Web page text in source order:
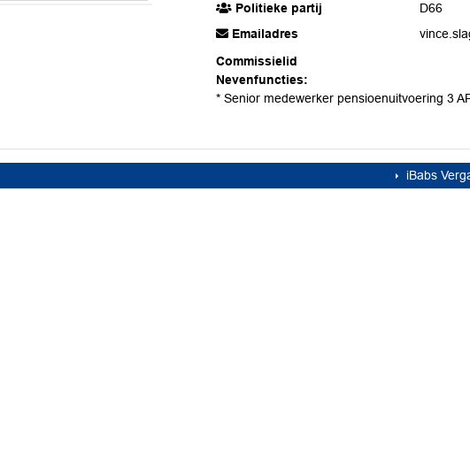
Politieke partij
D66
Emailadres
Commissielid
Nevenfuncties:
* Senior medewerker pensioenuitvoering 3
iBabs